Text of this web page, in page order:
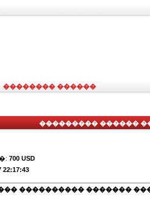
�������� ������
��������� ������
700 USD
22:17:43
���������� �������